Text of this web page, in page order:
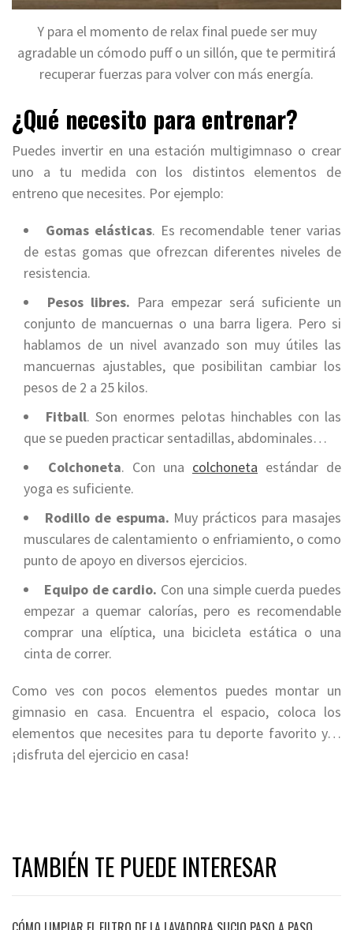
Y para el momento de relax final puede ser muy
agradable un cómodo puff o un sillón, que te permitirá
recuperar fuerzas para volver con más energía.
¿Qué necesito para entrenar?
Puedes invertir en una estación multigimnaso o crear
uno a tu medida con los distintos elementos de
entreno que necesites. Por ejemplo:
Gomas elásticas. Es recomendable tener varias
de estas gomas que ofrezcan diferentes niveles de
resistencia.
Pesos libres. Para empezar será suficiente un
conjunto de mancuernas o una barra ligera. Pero si
hablamos de un nivel avanzado son muy útiles las
mancuernas ajustables, que posibilitan cambiar los
pesos de 2 a 25 kilos.
Fitball. Son enormes pelotas hinchables con las
que se pueden practicar sentadillas, abdominales…
Colchoneta. Con una colchoneta estándar de
yoga es suficiente.
Rodillo de espuma. Muy prácticos para masajes
musculares de calentamiento o enfriamiento, o como
punto de apoyo en diversos ejercicios.
Equipo de cardio. Con una simple cuerda puedes
empezar a quemar calorías, pero es recomendable
comprar una elíptica, una bicicleta estática o una
cinta de correr.
Como ves con pocos elementos puedes montar un
gimnasio en casa. Encuentra el espacio, coloca los
elementos que necesites para tu deporte favorito y…
¡disfruta del ejercicio en casa!
TAMBIÉN TE PUEDE INTERESAR